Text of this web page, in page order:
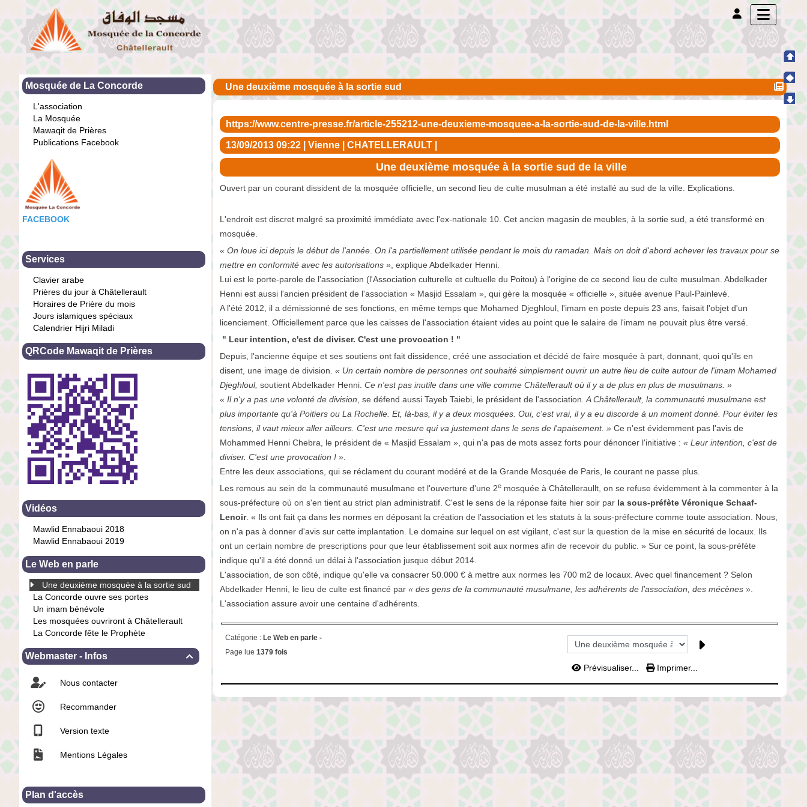
Mosquée de La Concorde
L'association
La Mosquée
Mawaqit de Prières
Publications Facebook
FACEBOOK
Services
Clavier arabe
Prières du jour à Châtellerault
Horaires de Prière du mois
Jours islamiques spéciaux
Calendrier Hijri Miladi
QRCode Mawaqit de Prières
Vidéos
Mawlid Ennabaoui 2018
Mawlid Ennabaoui 2019
Le Web en parle
Une deuxième mosquée à la sortie sud
La Concorde ouvre ses portes
Un imam bénévole
Les mosquées ouvriront à Châtellerault
La Concorde fête le Prophète

Webmaster - Infos
Nous contacter
Recommander
Version texte
Mentions Légales
Plan d'accès
Une deuxième mosquée à la sortie sud
https://www.centre-presse.fr/article-255212-une-deuxieme-mosquee-a-la-sortie-sud-de-la-ville.html
13/09/2013 09:22 | Vienne | CHATELLERAULT |
Une deuxième mosquée à la sortie sud de la ville
Ouvert par un courant dissident de la mosquée officielle, un second lieu de culte musulman a été installé au sud de la ville. Explications.
L'endroit est discret malgré sa proximité immédiate avec l'ex-nationale 10. Cet ancien magasin de meubles, à la sortie sud, a été transformé en
mosquée.
« On loue ici depuis le début de l'année. On l'a partiellement utilisée pendant le mois du ramadan. Mais on doit d'abord achever les travaux pour se
mettre en conformité avec les autorisations », explique Abdelkader Henni.
Lui est le porte-parole de l'association (l'Association culturelle et cultuelle du Poitou) à l'origine de ce second lieu de culte musulman. Abdelkader
Henni est aussi l'ancien président de l'association « Masjid Essalam », qui gère la mosquée « officielle », située avenue Paul-Painlevé.
A l'été 2012, il a démissionné de ses fonctions, en même temps que Mohamed Djeghloul, l'imam en poste depuis 23 ans, faisait l'objet d'un
licenciement. Officiellement parce que les caisses de l'association étaient vides au point que le salaire de l'imam ne pouvait plus être versé.
" Leur intention, c'est de diviser. C'est une provocation ! "
Depuis, l'ancienne équipe et ses soutiens ont fait dissidence, créé une association et décidé de faire mosquée à part, donnant, quoi qu'ils en
disent, une image de division. « Un certain nombre de personnes ont souhaité simplement ouvrir un autre lieu de culte autour de l'imam Mohamed
Djeghloul, soutient Abdelkader Henni. Ce n'est pas inutile dans une ville comme Châtellerault où il y a de plus en plus de musulmans. »
« Il n'y a pas une volonté de division , se défend aussi Tayeb Taiebi, le président de l'association . A Châtellerault, la communauté musulmane est
plus importante qu'à Poitiers ou La Rochelle. Et, là-bas, il y a deux mosquées. Oui, c'est vrai, il y a eu discorde à un moment donné. Pour éviter les
tensions, il vaut mieux aller ailleurs. C'est une mesure qui va justement dans le sens de l'apaisement. » Ce n'est évidemment pas l'avis de
Mohammed Henni Chebra, le président de « Masjid Essalam », qui n'a pas de mots assez forts pour dénoncer l'initiative : « Leur intention, c'est de
diviser. C'est une provocation ! ».
Entre les deux associations, qui se réclament du courant modéré et de la Grande Mosquée de Paris, le courant ne passe plus.
Les remous au sein de la communauté musulmane et l'ouverture d'une 2emosquée à Châtelleraullt, on se refuse évidemment à la commenter à la
sous-préfecture où on s'en tient au strict plan administratif. C'est le sens de la réponse faite hier soir par la sous-préfète Véronique Schaaf-
Lenoir. « Ils ont fait ça dans les normes en déposant la création de l'association et les statuts à la sous-préfecture comme toute association. Nous,
on n'a pas à donner d'avis sur cette implantation. Le domaine sur lequel on est vigilant, c'est sur la question de la mise en sécurité de locaux. Ils
ont un certain nombre de prescriptions pour que leur établissement soit aux normes afin de recevoir du public. » Sur ce point, la sous-préfète
indique qu'il a été donné un délai à l'association jusque début 2014.
L'association, de son côté, indique qu'elle va consacrer 50.000 € à mettre aux normes les 700 m2 de locaux. Avec quel financement ? Selon
Abdelkader Henni, le lieu de culte est financé par « des gens de la communauté musulmane, les adhérents de l'association, des mécènes ».
L'association assure avoir une centaine d'adhérents.
Catégorie : Le Web en parle -
Page lue 1379 fois
Prévisualiser... Imprimer...